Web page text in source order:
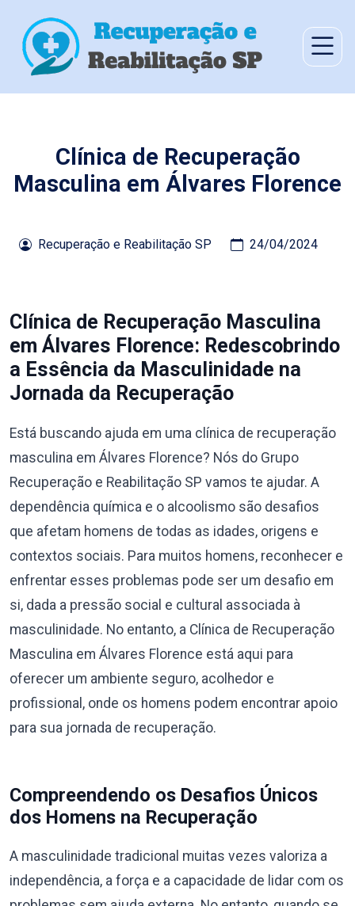
Clínica de Recuperação
Masculina em Álvares Florence
Recuperação e Reabilitação SP 24/04/2024
Clínica de Recuperação Masculina
em Álvares Florence: Redescobrindo
a Essência da Masculinidade na
Jornada da Recuperação
Está buscando ajuda em uma clínica de recuperação
masculina em Álvares Florence? Nós do Grupo
Recuperação e Reabilitação SP vamos te ajudar. A
dependência química e o alcoolismo são desafios
que afetam homens de todas as idades, origens e
contextos sociais. Para muitos homens, reconhecer e
enfrentar esses problemas pode ser um desafio em
si, dada a pressão social e cultural associada à
masculinidade. No entanto, a Clínica de Recuperação
Masculina em Álvares Florence está aqui para
oferecer um ambiente seguro, acolhedor e
profissional, onde os homens podem encontrar apoio
para sua jornada de recuperação.
Compreendendo os Desafios Únicos
dos Homens na Recuperação
A masculinidade tradicional muitas vezes valoriza a
independência, a força e a capacidade de lidar com os